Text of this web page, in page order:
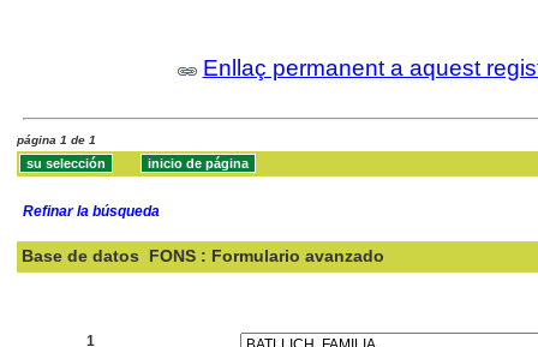
Enllaç permanent a aquest
página 1 de 1
Refinar la búsqueda
Base de datos FONS : Formulario avanzado
1